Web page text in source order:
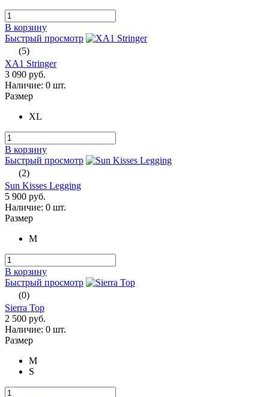
В корзину
Быстрый просмотр
(5)
XA1 Stringer
3 090 руб.
Наличие: 0 шт.
Размер
XL
В корзину
Быстрый просмотр
(2)
Sun Kisses Legging
5 900 руб.
Наличие: 0 шт.
Размер
M
В корзину
Быстрый просмотр
(0)
Sierra Top
2 500 руб.
Наличие: 0 шт.
Размер
M
S